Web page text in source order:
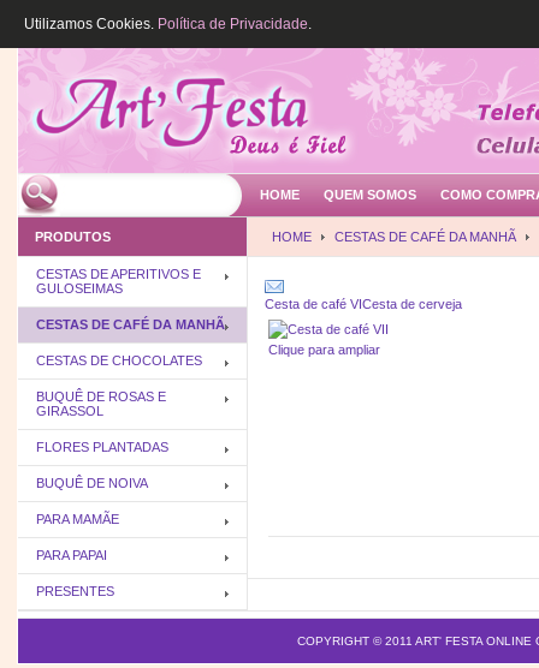
HOME QUEM SOMOS COMO
HOME CESTAS DE CAFÉ DA MANHÃ
Cesta de café VICesta de cerveja
Clique para ampliar
PRODUTOS
CESTAS DE APERITIVOS E
GULOSEIMAS
CESTAS DE CAFÉ DA MANHÃ
CESTAS DE CHOCOLATES
BUQUÊ DE ROSAS E
GIRASSOL
FLORES PLANTADAS
BUQUÊ DE NOIVA
PARA MAMÃE
PARA PAPAI
PRESENTES
COPYRIGHT © 2011 ART' FESTA ONLINE
Utilizamos Cookies. Política de Privacidade.